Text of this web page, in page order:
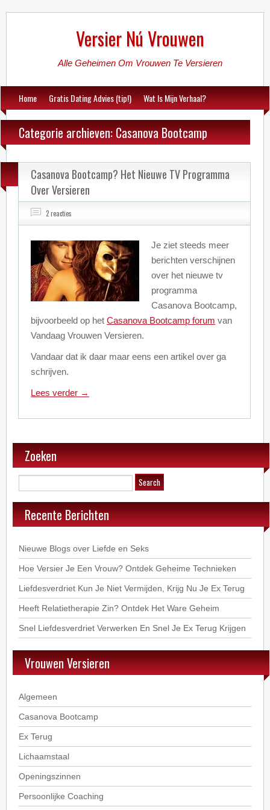
Versier Nú Vrouwen
Alle Geheimen Om Vrouwen Te Versieren
Home Gratis Dating Advies (tip!) Wat Is Mijn Verhaal?
Categorie archieven: Casanova Bootcamp
Casanova Bootcamp? Het Nieuwe TV Programma
Over Versieren
2 reacties
Je ziet steeds meer
berichten verschijnen
over het nieuwe tv
programma
Casanova Bootcamp,
bijvoorbeeld op hetCasanova Bootcamp forum van
Vandaag Vrouwen Versieren.
Vandaar dat ik daar maar eens een artikel over ga
schrijven.
Lees verder →
Zoeken
Recente Berichten
Nieuwe Blogs over Liefde en Seks
Hoe Versier Je Een Vrouw? Ontdek Geheime Technieken
Liefdesverdriet Kun Je Niet Vermijden, Krijg Nu Je Ex Terug
Heeft Relatietherapie Zin? Ontdek Het Ware Geheim
Snel Liefdesverdriet Verwerken En Snel Je Ex Terug Krijgen
Vrouwen Versieren
Algemeen
Casanova Bootcamp
Ex Terug
Lichaamstaal
Openingszinnen
Persoonlijke Coaching